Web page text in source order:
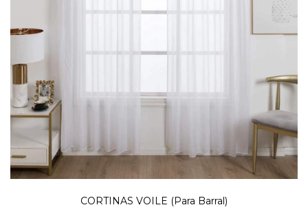
CORTINAS VOILE (Para Barral)